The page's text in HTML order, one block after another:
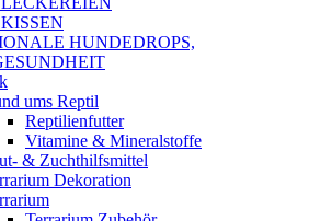
HUNDEDROPS,
ums Reptil
Reptilienfutter
Vitamine & Mineralstoffe
& Zuchthilfsmittel
Dekoration